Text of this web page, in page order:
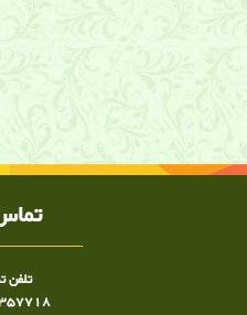
آشنایی با رشته طب فیزیکی و توانبخشی
طب فیزیکی و توانبخشی ,طب فیزیکی,
,نوار عصب و عضله ,درمان بیماریهای
ارتز و پروتز, تزریق کورتون ,تزریق
تلفن
071-32357718